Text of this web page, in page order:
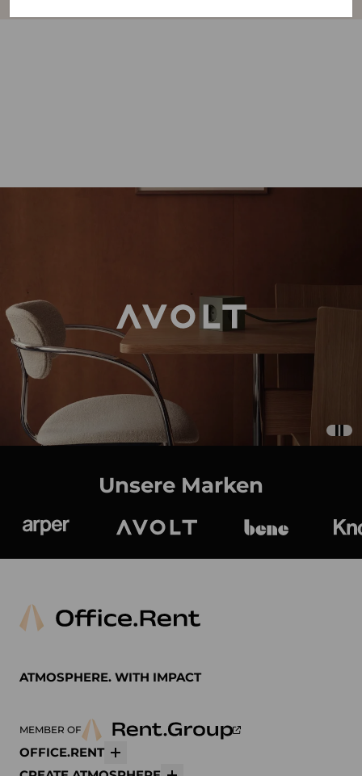
Unsere Marken
ATMOSPHERE. WITH IMPACT
MEMBER OF
OFFICE.RENT